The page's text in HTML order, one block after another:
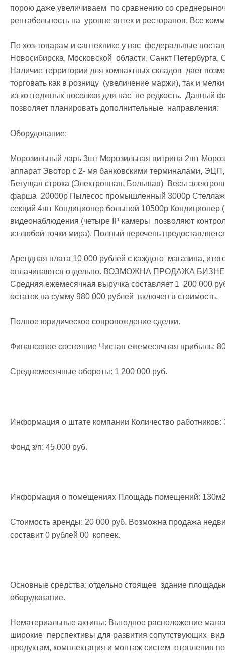
порою даже увеличиваем  по сравнению со
рентабельность на  уровне аптек и ресторанов. Все
По хоз-товарам и сантехнике у нас  федеральные
Новосибирска, Московской  области, Санкт
Наличие территории для компактных складов  дает
торговать как в розницу  (увеличение маржи), так и
из коттеджных поселков для нас  не редкость.  Данный
позволяет планировать дополнительные  направления:
Оборудование:
Морозильный ларь 3шт Морозильная витрина 2шт
аппарат Эвотор с 2- мя банковскими терминалами,
Бегущая строка (Электронная, Большая)  Весы
фарша  20000р Пылесос промышленный 3000р Стеллаж
секций 4шт Кондиционер большой 10500р Кондиционер
видеонаблюдения (четыре IP камеры  позволяют
из любой точки мира). Полный перечень
Арендная плата 10 000 рублей с каждого  магазина,
оплачиваются отдельно. ВОЗМОЖНА ПРОДАЖА
Средняя ежемесячная выручка составляет 1  200 000
остаток на сумму 980 000 рублей  включен в стоимость.
Полное юридическое сопровождение сделки.
Финансовое состояние Чистая ежемесячная прибыль:
Среднемесячные обороты: 1 200 000 руб.
Информация о штате компании Количество работников:
Фонд з/п: 45 000 руб.
Информация о помещениях Площадь помещений:
Стоимость аренды: 20 000 руб. Возможна продажа
составит 0 рублей 00  копеек.
Основные средства: отдельно стоящее  здание
оборудование.
Нематериальные активы: Выгодное расположение
широкие  перспективы для развития сопутствующих
продуктам, комплектация и монтаж систем  отопления